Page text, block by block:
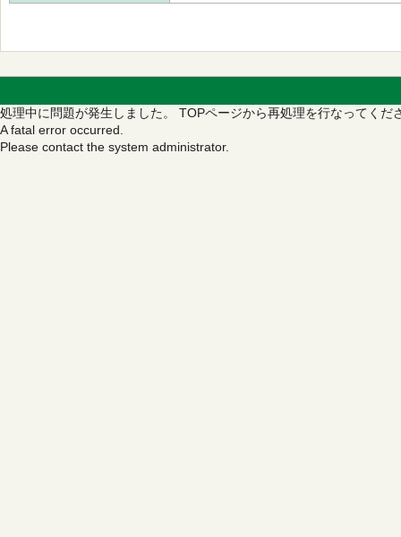
処理中に問題が発生しました。 TOPページから再処理を行なってくだ
A fatal error occurred.
Please contact the system administrator.